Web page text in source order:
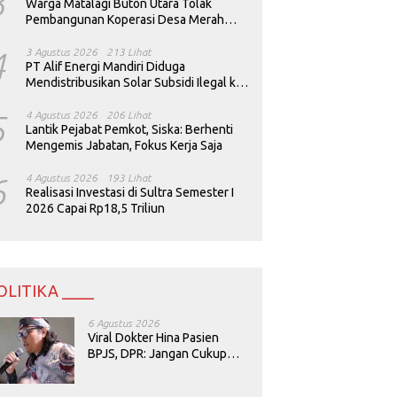
Warga Matalagi Buton Utara Tolak
Pembangunan Koperasi Desa Merah
3 Agustus 2026 213 Lihat
PT Alif Energi Mandiri Diduga
Mendistribusikan Solar Subsidi Ilegal ke
4 Agustus 2026 206 Lihat
Lantik Pejabat Pemkot, Siska: Berhenti
Mengemis Jabatan, Fokus Kerja Saja
4 Agustus 2026 193 Lihat
Realisasi Investasi di Sultra Semester I
2026 Capai Rp18,5 Triliun
____
6 Agustus 2026
Viral Dokter Hina Pasien
BPJS, DPR: Jangan Cukup